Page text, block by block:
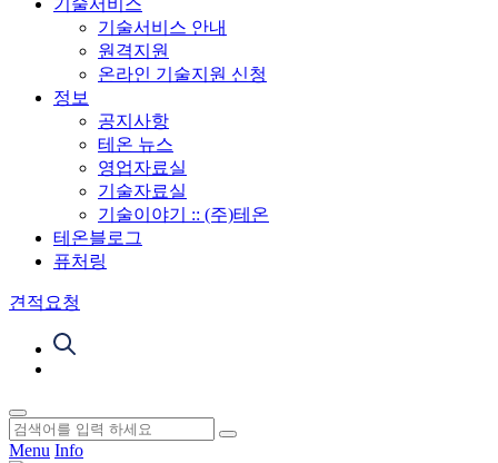
기술서비스
기술서비스 안내
원격지원
온라인 기술지원 신청
정보
공지사항
테온 뉴스
영업자료실
기술자료실
기술이야기 :: (주)테온
테온블로그
퓨처링
견적요청
Menu Info